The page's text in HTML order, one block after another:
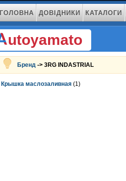
ГОЛОВНА ДОВІДНИКИ КАТАЛОГИ
utoyamato
Бренд -> 3RG INDASTRIAL
Крышка маслозаливная (1)